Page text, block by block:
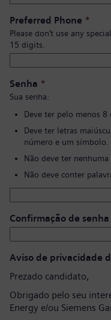
Preferred Phone *
Please don’t use any
15 digits.
Senha *
Sua senha:
Deve ter pelo menos 8
Deve ter letras
número e um símbolo.
Não deve ter nenhuma
Não deve conter
Confirmação de senha
Aviso de privacidade
Prezado candidato,
Obrigado pelo seu
Energy e/ou Siemens